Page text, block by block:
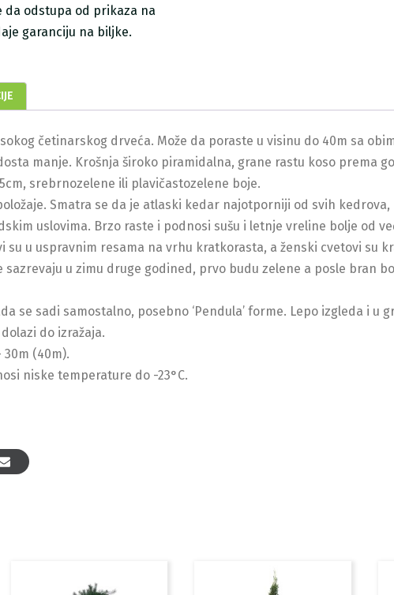
da odstupa od prikaza na
garanciju na biljke.
četinarskog drveća. Može da poraste u visinu do 40m sa
manje. Krošnja široko piramidalna, grane rastu koso prema
srebrnozelene ili plavičastozelene boje.
Smatra se da je atlaski kedar najotporniji od svih
uslovima. Brzo raste i podnosi sušu i letnje vreline bolje od
su u uspravnim resama na vrhu kratkorasta, a ženski cvetovi su
u zimu druge godined, prvo budu zelene a posle bran
se sadi samostalno, posebno ‘Pendula’ forme. Lepo izgleda i u
do izražaja.
30m (40m).
niske temperature do -23°C.